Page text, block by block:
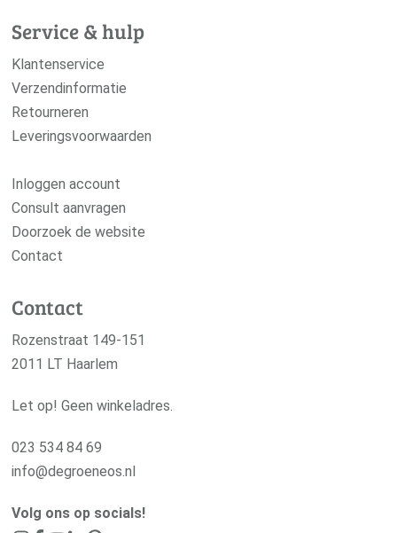
Service & hulp
Klantenservice
Verzendinformatie
Retourneren
Leveringsvoorwaarden
Inloggen account
Consult aanvragen
Doorzoek de website
Contact
Contact
Rozenstraat 149-151
2011 LT Haarlem
Let op! Geen winkeladres.
023 534 84 69
info@degroeneos.nl
Volg ons op socials!